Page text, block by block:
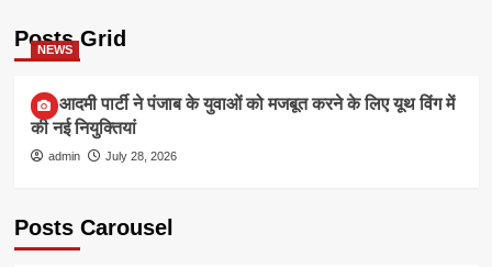
Posts Grid
NEWS
आम आदमी पार्टी ने पंजाब के युवाओं को मजबूत करने के लिए यूथ विंग में
की नई नियुक्तियां
admin July 28, 2026
Posts Carousel
NEWS